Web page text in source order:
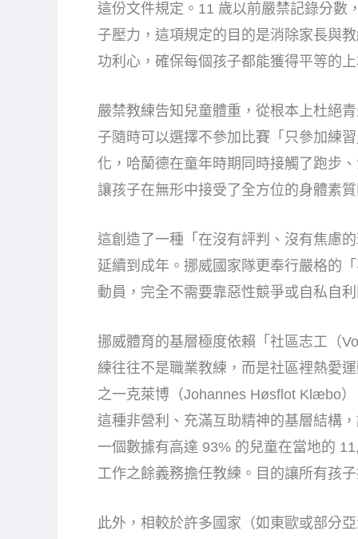
這份文件規定。11 歲以前嚴禁記錄分數
子壓力，這項規定的目的是消除家長與
功利心，確保每個孩子都能獲得平等的
嚴禁教練告知兒童體重，從根本上杜絕
子隨時可以選擇不參加比賽「只參加練
化，哈蘭德在童年時期同時接觸了跑步
讓孩子在無形中接受了全方位的身體素
這創造了一種「在沒有評判、沒有焦慮
延續到成年。挪威國家隊更奉行嚴格的
動員，完全不需要靠惡性競爭或自私自
挪威體育的基層極度依賴「社區志工（
練往往不是職業教練，而是社區裡熱愛
之一克萊博（Johannes Høsflot Klæbo
這種非營利、充滿互助精神的基層結構
一個數據有高達 93% 的兒童在當地的
工作之餘義務擔任教練。目的讓所有孩
此外，相較於許多國家（如東歐或部分